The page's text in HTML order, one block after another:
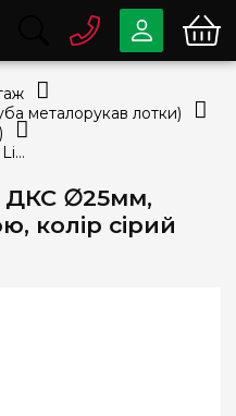
ДКС ∅25мм,
колір сірий
Telegram
металорукав лотки)
Труба гофрована ДКС ∅25мм, Light, з протяжкою, колір сірий (91825)